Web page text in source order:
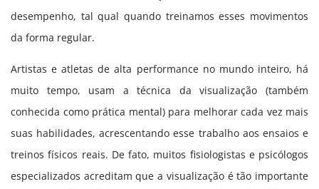
desempenho, tal qual quando treinamos esses movimentos
da forma regular.
Artistas e atletas de alta performance no mundo inteiro, há
muito tempo, usam a técnica da visualização (também
conhecida como prática mental) para melhorar cada vez mais
suas habilidades, acrescentando esse trabalho aos ensaios e
treinos físicos reais. De fato, muitos fisiologistas e psicólogos
especializados acreditam que a visualização é tão importante